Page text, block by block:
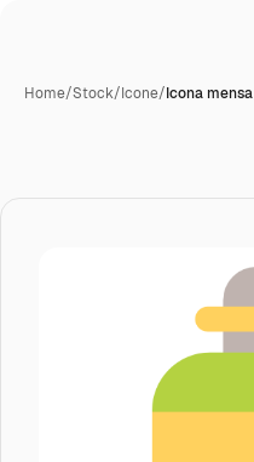
Home/Stock/Icone/Icona mensa